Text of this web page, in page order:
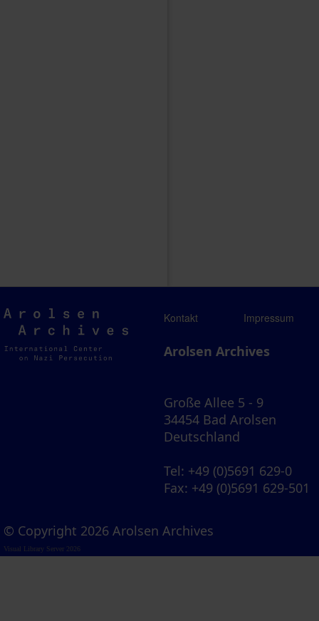
Arolsen
Archives
Kontakt Impressum
Arolsen Archives
Große Allee 5 - 9
34454 Bad Arolsen
Deutschland
Tel: +49 (0)5691 629-0
Fax: +49 (0)5691 629-501
© Copyright 2026 Arolsen Archives
Visual Library Server 2026